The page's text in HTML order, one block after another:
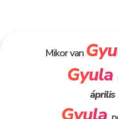
Mikor van
Gyula
április